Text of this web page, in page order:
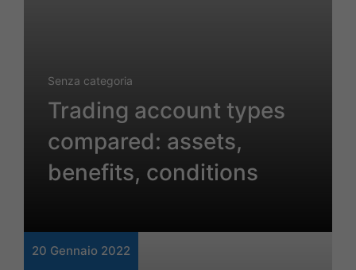
Senza categoria
Trading account types
compared: assets,
benefits, conditions
20 Gennaio 2022